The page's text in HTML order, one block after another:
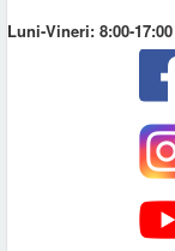
Luni-Vineri: 8:00-17:00